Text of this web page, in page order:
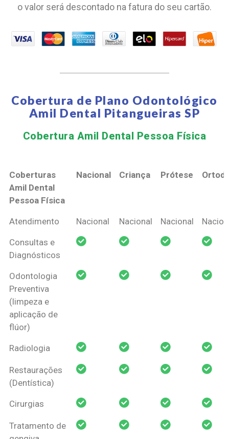
o valor será descontado na fatura do seu cartão.
Cobertura de Plano Odontológico
Amil Dental Pitangueiras SP
Cobertura Amil Dental Pessoa Física​
Coberturas
Amil Dental
Pessoa Física
Nacional Criança Prótese
Coberturas
Pessoa Física
Nacional Criança Prótese
Atendimento Nacional Nacional Nacional
Consultas e
Diagnósticos
Odontologia
Preventiva
(limpeza e
aplicação de
flúor)
Radiologia
Restaurações
(Dentística)
Cirurgias
Tratamento de